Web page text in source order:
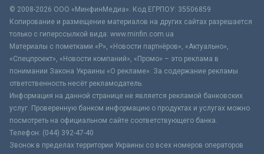
© 2008-2026 ООО «МинфинМедиа». Код ЕГРПОУ: 35506859
Копирование и размещение материалов на других сайтах разрешается
только с гиперссылкой вида: www.minfin.com.ua
Материалы с пометками «Р», «Новости партнёров», «Актуально»,
«Спецпроект», «Новости компаний», «Промо» – это реклама в
понимании Закона Украины «О рекламе». За содержание рекламы
ответственность несёт рекламодатель.
Информация на данной странице не является рекламой банковских
услуг. Проверенную банком информацию о продуктах и услугах можно
посмотреть на официальном сайте соответствующего банка.
Телефон: (044) 392-47-40
Звонок в пределах территории Украины со всех номеров операторов